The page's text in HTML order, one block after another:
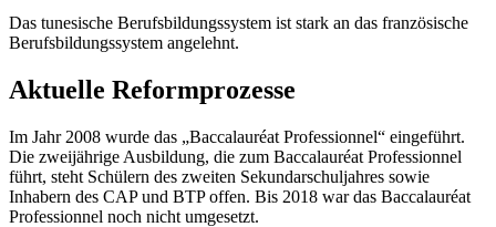
Das tunesische Berufsbildungssystem ist stark an das französische
Berufsbildungssystem angelehnt.
Aktuelle Reformprozesse
Im Jahr 2008 wurde das „Baccalauréat Professionnel“ eingeführt.
Die zweijährige Ausbildung, die zum Baccalauréat Professionnel
führt, steht Schülern des zweiten Sekundarschuljahres sowie
Inhabern des CAP und BTP offen. Bis 2018 war das Baccalauréat
Professionnel noch nicht umgesetzt.